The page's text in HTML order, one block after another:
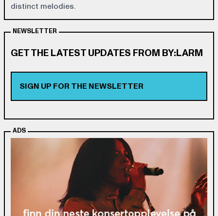
distinct melodies.
NEWSLETTER
GET THE LATEST UPDATES FROM BY:LARM
SIGN UP FOR THE NEWSLETTER
ADS